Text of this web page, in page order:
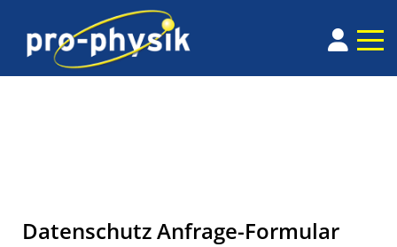
Datenschutz Anfrage-Formular